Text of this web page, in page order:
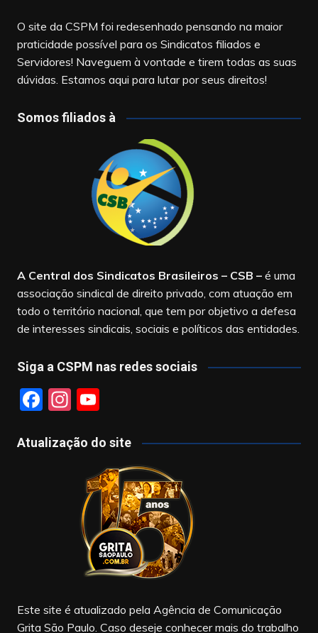
O site da CSPM foi redesenhado pensando na maior
praticidade possível para os Sindicatos filiados e
Servidores! Naveguem à vontade e tirem todas as suas
dúvidas. Estamos aqui para lutar por seus direitos!
Somos filiados à
A Central dos Sindicatos Brasileiros – CSB –é uma
associação sindical de direito privado, com atuação em
todo o território nacional, que tem por objetivo a defesa
de interesses sindicais, sociais e políticos das entidades.
Siga a CSPM nas redes sociais
F
c
In
a
m
Y
u
T
u
b
e
Atualização do site
Este site é atualizado pela Agência de Comunicação
Grita São Paulo. Caso deseje conhecer mais do trabalho